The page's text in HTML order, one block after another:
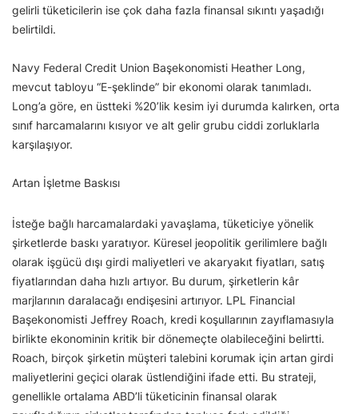
gelirli tüketicilerin ise çok daha fazla finansal sıkıntı yaşadığı
belirtildi.
Navy Federal Credit Union Başekonomisti Heather Long,
mevcut tabloyu “E-şeklinde” bir ekonomi olarak tanımladı.
Long’a göre, en üstteki %20’lik kesim iyi durumda kalırken, orta
sınıf harcamalarını kısıyor ve alt gelir grubu ciddi zorluklarla
karşılaşıyor.
Artan İşletme Baskısı
İsteğe bağlı harcamalardaki yavaşlama, tüketiciye yönelik
şirketlerde baskı yaratıyor. Küresel jeopolitik gerilimlere bağlı
olarak işgücü dışı girdi maliyetleri ve akaryakıt fiyatları, satış
fiyatlarından daha hızlı artıyor. Bu durum, şirketlerin kâr
marjlarının daralacağı endişesini artırıyor. LPL Financial
Başekonomisti Jeffrey Roach, kredi koşullarının zayıflamasıyla
birlikte ekonominin kritik bir dönemeçte olabileceğini belirtti.
Roach, birçok şirketin müşteri talebini korumak için artan girdi
maliyetlerini geçici olarak üstlendiğini ifade etti. Bu strateji,
genellikle ortalama ABD’li tüketicinin finansal olarak